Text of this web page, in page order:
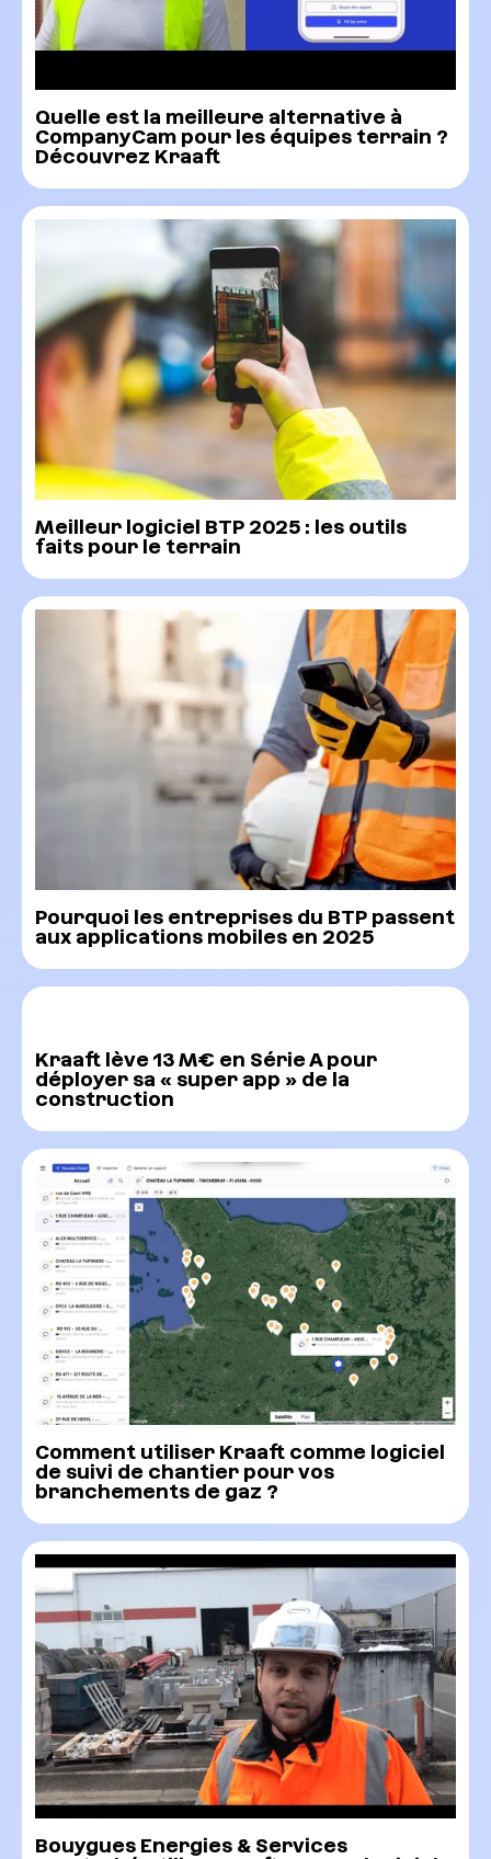
Quelle est la meilleure alternative à
CompanyCam pour les équipes terrain ?
Découvrez Kraaft
Meilleur logiciel BTP 2025 : les outils
faits pour le terrain
Pourquoi les entreprises du BTP passent
aux applications mobiles en 2025
Kraaft lève 13 M€ en Série A pour
déployer sa « super app » de la
construction
Comment utiliser Kraaft comme logiciel
de suivi de chantier pour vos
branchements de gaz ?
Bouygues Energies & Services